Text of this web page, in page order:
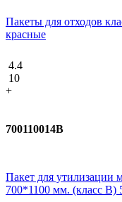
Пакеты для отходов
красные
4.4
10
+
700110014В
Пакет для утилизации
700*1100 мм. (класс В)